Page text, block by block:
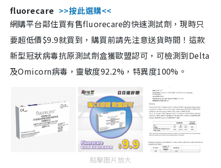
fluorecare >>按此選購<<
網購平台鄰住買有售fluorecare的快速測試劑，現時只
要超低價$9.9就買到，購買前請先注意送貨時間！這款
新型冠狀病毒抗原測試劑盒獲歐盟認可，可檢測到Delta
及Omicorn病毒，靈敏度92.2%，特異度100%。
點擊圖片放大